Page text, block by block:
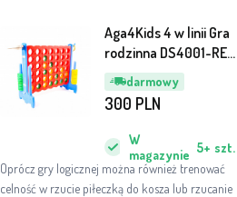
darmowy
Aga4Kids 4 w linii Gra
rodzinna DS4001-RE-
BLU
Oprócz gry logicznej można również trenować
celność w rzucie piłeczką do kosza lub rzucanie
W
magazynie 5+ szt.
300 PLN